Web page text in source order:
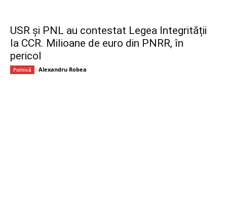
USR și PNL au contestat Legea Integrității
la CCR. Milioane de euro din PNRR, în
pericol
Politică Alexandru Robea